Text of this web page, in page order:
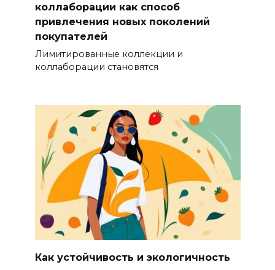
коллаборации как способ
привлечения новых поколений
покупателей
Лимитированные коллекции и
коллаборации становятся
Как устойчивость и экологичность